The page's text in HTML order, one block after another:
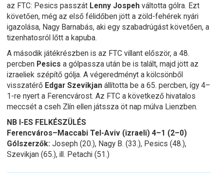
az FTC: Pesics passzát Lenny Jospeh váltotta gólra. Ezt
követően, még az első félidőben jött a zöld-fehérek nyári
igazolása, Nagy Barnabás, aki egy szabadrúgást követően, a
tizenhatosról lőtt a kapuba.
A második játékrészben is az FTC villant először, a 48.
percben Pesics a gólpassza után be is talált, majd jött az
izraeliek szépítő gólja. A végeredményt a kölcsönből
visszatérő Edgar Szevikjan állította be a 65. percben, így 4–
1-re nyert a Ferencvárost. Az FTC a következő hivatalos
meccsét a cseh Zlín ellen játssza öt nap múlva Lienzben.
NB I-ES FELKÉSZÜLÉS
Ferencváros–Maccabi Tel-Aviv (izraeli) 4–1 (2–0)
Gólszerzők: Joseph (20.), Nagy B. (33.), Pesics (48.),
Szevikjan (65.), ill. Petachi (51.)